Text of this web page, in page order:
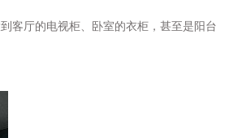
客厅的电视柜、卧室的衣柜，甚至是阳台